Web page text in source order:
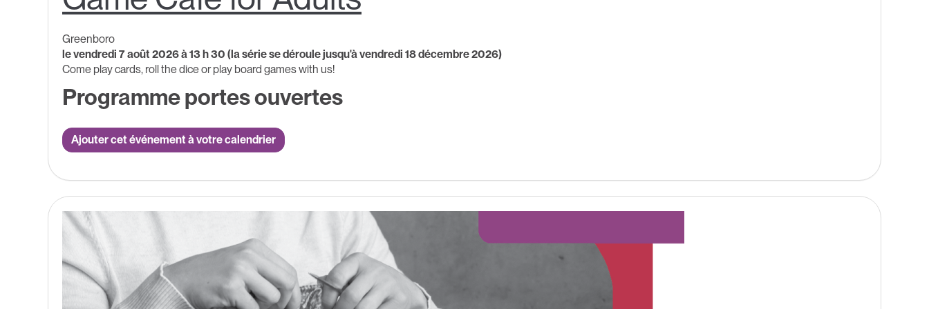
Greenboro
le vendredi 7 août 2026 à 13 h 30 (la série se déroule jusqu'à vendredi 18 décembre 2026)
Come play cards, roll the dice or play board games with us!
Programme portes ouvertes
Ajouter cet événement à votre calendrier